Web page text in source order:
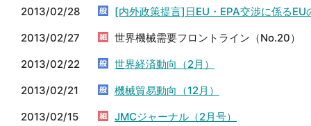
2013/02/28
[内外政策提言]日EU・EPA交渉に係る
2013/02/27
世界機械需要フロントライン（No.20）
2013/02/22
世界経済動向（2月）
2013/02/21
機械貿易動向（12月）
2013/02/15
JMCジャーナル（2月号）